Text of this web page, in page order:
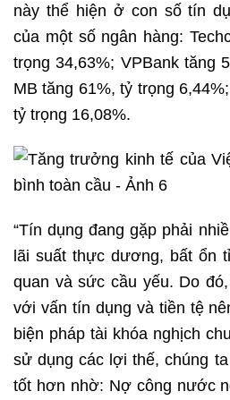
này thể hiện ở con số tín
của một số ngân hàng:
trọng 34,63%; VPBank tăng
MB tăng 61%, tỷ trọng
tỷ trọng 16,08%.
“Tín dụng đang gặp phải
lãi suất thực dương, bất ổn
quan và sức cầu yếu. Do
với vấn tín dụng và tiền tệ
biện pháp tài khóa nghịch
sử dụng các lợi thế, chúng
tốt hơn nhờ: Nợ công nước